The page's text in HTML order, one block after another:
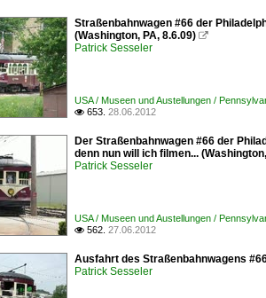
Straßenbahnwagen #66 der
(Washington, PA, 8.6.09) 
Patrick Sesseler
USA / Museen und Austellungen /
 653. 28.06.2012
Der Straßenbahnwagen #66 der
denn nun will ich filmen...
Patrick Sesseler
USA / Museen und Austellungen /
 562. 27.06.2012
Ausfahrt des Straßenbahnwagens
Patrick Sesseler